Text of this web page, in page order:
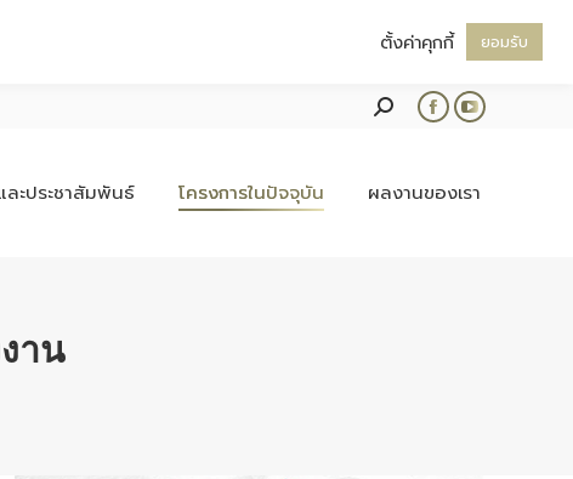
Search:
Facebook
opens
YouTube
opens
ละประชาสัมพันธ์ โครงการในปัจจุบัน ผลงานของเรา
าน
ตั้งค่าคุกกี้ ยอมรับ